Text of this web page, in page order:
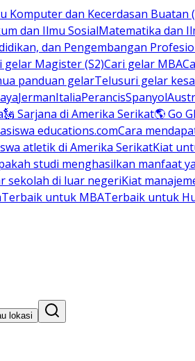
Komputer dan Kecerdasan Buatan
dan Ilmu SosialMatematika dan
dan Pengembangan
gelar Magister (S2)Cari gelar MBA
panduan gelarTelusuri gelar
JermanItaliaPerancisSpanyol
🗽 Sarjana di Amerika Serikat🌎 Go
educations.comCara
atletik di Amerika SerikatKiat
studi menghasilkan manfaat
sekolah di luar negeriKiat
Terbaik untuk MBATerbaik untuk
lokasi